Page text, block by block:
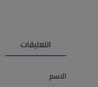
التعليقات
الاسم